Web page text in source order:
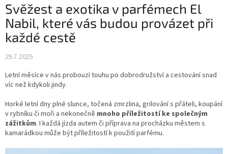
Svěžest a exotika v parfémech El
Nabil, které vás budou provázet při
každé cestě
29.7.2025
Letní měsíce v nás probouzí touhu po dobrodružství a cestování snad
víc než kdykoli jindy.
Horké letní dny plné slunce, točená zmrzlina, grilování s přáteli, koupání
v rybníku či moři a nekonečně mnoho příležitostí ke společným
zážitkům. I každá jízda autem či příprava na procházku městem s
kamarádkou může být příležitostí k použití parfému.